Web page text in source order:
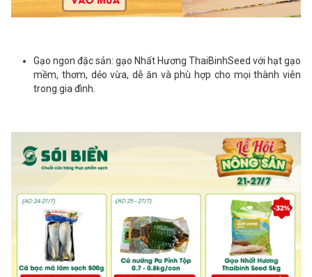
Gạo ngon đặc sản: gạo Nhất Hương ThaiBinhSeed với hạt gạo
mềm, thơm, dẻo vừa, dễ ăn và phù hợp cho mọi thành viên
trong gia đình.